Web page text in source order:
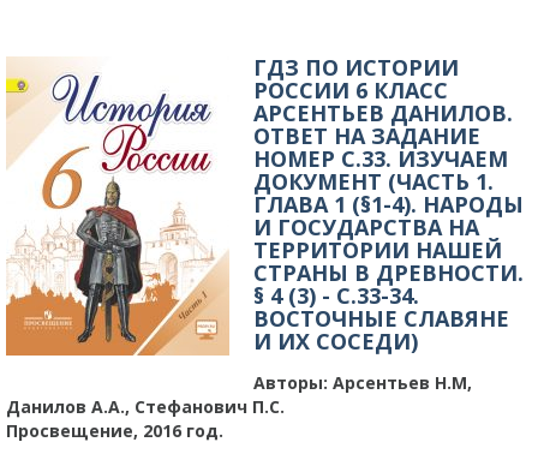
ГДЗ ПО ИСТОРИИ
РОССИИ 6 КЛАСС
АРСЕНТЬЕВ ДАНИЛОВ.
ОТВЕТ НА ЗАДАНИЕ
НОМЕР С.33. ИЗУЧАЕМ
ДОКУМЕНТ (ЧАСТЬ 1.
ГЛАВА 1 (§1-4). НАРОДЫ
И ГОСУДАРСТВА НА
ТЕРРИТОРИИ НАШЕЙ
СТРАНЫ В ДРЕВНОСТИ.
§ 4 (3) - C.33-34.
ВОСТОЧНЫЕ СЛАВЯНЕ
И ИХ СОСЕДИ)
Авторы: Арсентьев Н.М,
Данилов А.А., Стефанович П.С.
Просвещение, 2016 год.